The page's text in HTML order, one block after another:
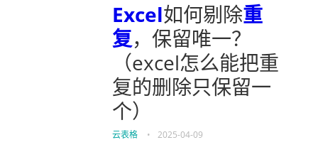
Excel如何剔除重
复，保留唯一？
（excel怎么能把重
复的删除只保留一
个）
云表格 • 2025-04-09